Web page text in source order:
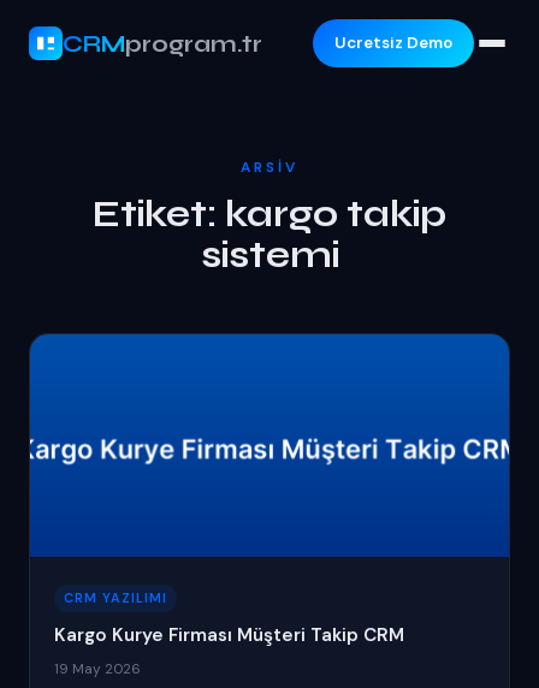
CRMprogram.tr Ucretsiz Demo
ARSIV
Etiket: kargo takip
sistemi
CRM YAZILIMI
Kargo Kurye Firması Müşteri Takip CRM
19 May 2026